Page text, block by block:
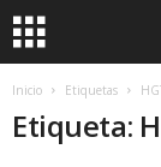
Inicio Etiquetas
Etiqueta: